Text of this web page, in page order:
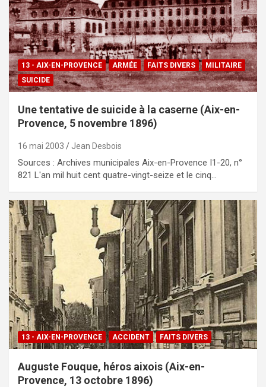
13 - AIX-EN-PROVENCE ARMÉE FAITS DIVERS
MILITAIRE
SUICIDE
Une ten­ta­ti­ve de sui­ci­de à la ca­ser­ne (Aix-en-
Pro­vence, 5 no­vem­bre 1896)
16 mai 2003 Jean Desbois
Sources : Archives municipales Aix-en-Provence I1-20, n°
821 L'an mil huit cent quatre-vingt-seize et le cinq…
13 - AIX-EN-PROVENCE ACCIDENT FAITS DIVERS
Auguste Fouque, héros aixois (Aix-en-
Provence, 13 octobre 1896)